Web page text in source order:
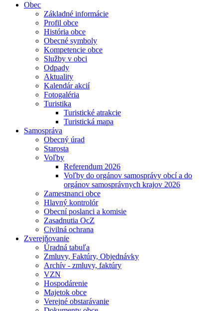
Obec
Základné informácie
Profil obce
História obce
Obecné symboly
Kompetencie obce
Služby v obci
Odpady
Aktuality
Kalendár akcií
Fotogaléria
Turistika
Turistické atrakcie
Turistická mapa
Samospráva
Obecný úrad
Starosta
Voľby
Referendum 2026
Voľby do orgánov samosprávy obcí a do
orgánov samosprávnych krajov 2026
Zamestnanci obce
Hlavný kontrolór
Obecní poslanci a komisie
Zasadnutia OcZ
Civilná ochrana
Zverejňovanie
Úradná tabuľa
Zmluvy, Faktúry, Objednávky
Archív - zmluvy, faktúry
VZN
Hospodárenie
Majetok obce
Verejné obstarávanie